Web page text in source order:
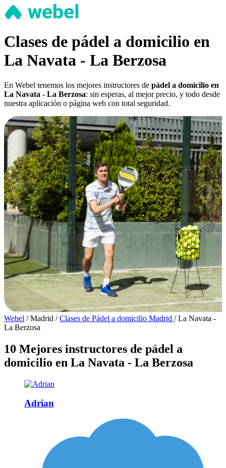
Clases de pádel a domicilio en
La Navata - La Berzosa
En Webel tenemos los mejores instructores de pádel a domicilio en
La Navata - La Berzosa: sin esperas, al mejor precio, y todo desde
nuestra aplicación o página web con total seguridad.
Webel / Madrid / Clases de Pádel a domicilio Madrid / La Navata -
La Berzosa
10 Mejores instructores de pádel a
domicilio en La Navata - La Berzosa
Adrian